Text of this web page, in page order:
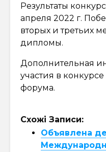
Результаты
апреля 2022 г.
вторых и третьих
дипломы.
Дополнительная
участия в
форума.
Схожі Записи:
Объявлена